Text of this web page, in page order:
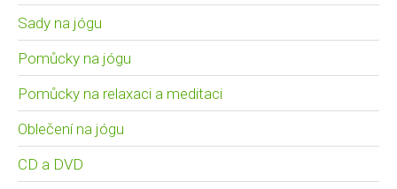
Sady na jógu
Pomůcky na jógu
Pomůcky na relaxaci a meditaci
Oblečení na jógu
CD a DVD